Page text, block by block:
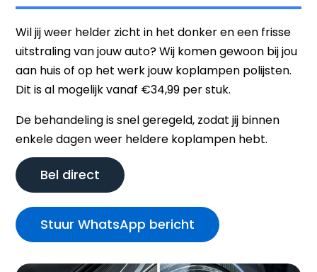
Wil jij weer helder zicht in het donker en een frisse
uitstraling van jouw auto? Wij komen gewoon bij jou
aan huis of op het werk jouw koplampen polijsten.
Dit is al mogelijk vanaf €34,99 per stuk.
De behandeling is snel geregeld, zodat jij binnen
enkele dagen weer heldere koplampen hebt.
Bel direct
Stuur WhatsApp bericht